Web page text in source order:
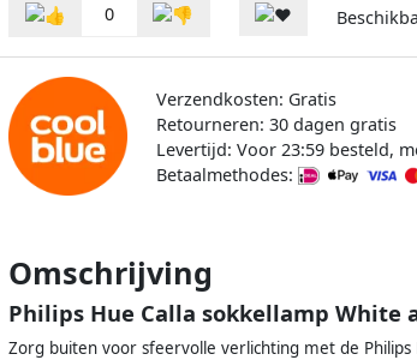
0
Verzendkosten: Gratis
Retourneren: 30 dagen gratis
Levertijd: Voor 23:59 besteld,
Betaalmethodes:
Omschrijving
Philips Hue Calla sokkellamp
Zorg buiten voor sfeervolle verlichting met de